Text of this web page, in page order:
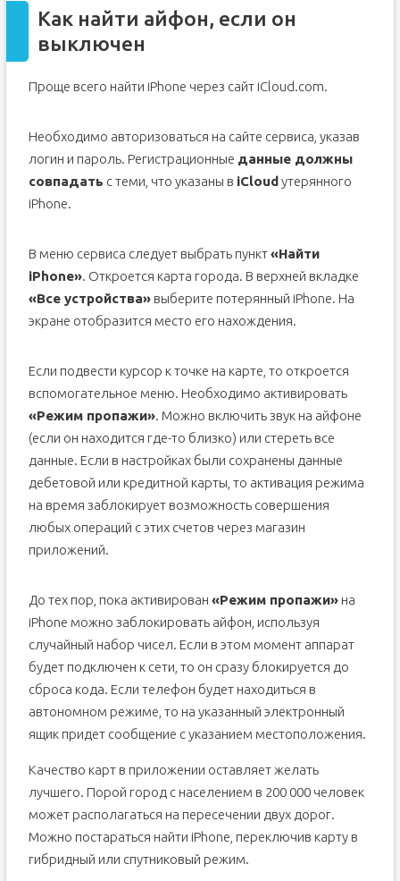
Как найти айфон, если он
выключен
Проще всего найти iPhone через сайт iCloud.com.
Необходимо авторизоваться на сайте сервиса, указав
логин и пароль. Регистрационные данные должны
совпадать с теми, что указаны в iCloudутерянного
iPhone.
В меню сервиса следует выбрать пункт«Найти
iPhone». Откроется карта города. В верхней вкладке
«Все устройства»выберите потерянный iPhone. На
экране отобразится место его нахождения.
Если подвести курсор к точке на карте, то откроется
вспомогательное меню. Необходимо активировать
«Режим пропажи». Можно включить звук на айфоне
(если он находится где-то близко) или стереть все
данные. Если в настройках были сохранены данные
дебетовой или кредитной карты, то активация режима
на время заблокирует возможность совершения
любых операций с этих счетов через магазин
приложений.
До тех пор, пока активирован «Режим пропажи»на
iPhone можно заблокировать айфон, используя
случайный набор чисел. Если в этом момент аппарат
будет подключен к сети, то он сразу блокируется до
сброса кода. Если телефон будет находиться в
автономном режиме, то на указанный электронный
ящик придет сообщение с указанием местоположения.
Качество карт в приложении оставляет желать
лучшего. Порой город с населением в 200 000 человек
может располагаться на пересечении двух дорог.
Можно постараться найти iPhone, переключив карту в
гибридный или спутниковый режим.